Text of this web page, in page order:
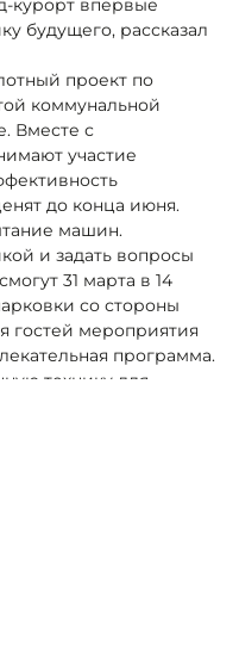
курорт впервые
будущего, рассказал
проект по
коммунальной
Вместе с
участие
до конца июня.
машин.
и задать вопросы
31 марта в 14
со стороны
гостей мероприятия
программа.
технику для